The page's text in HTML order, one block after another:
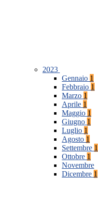
2023
Gennaio 1
Febbraio 1
Marzo 1
Aprile 1
Maggio 1
Giugno 1
Luglio 1
Agosto 1
Settembre 1
Ottobre 1
Novembre
Dicembre 1